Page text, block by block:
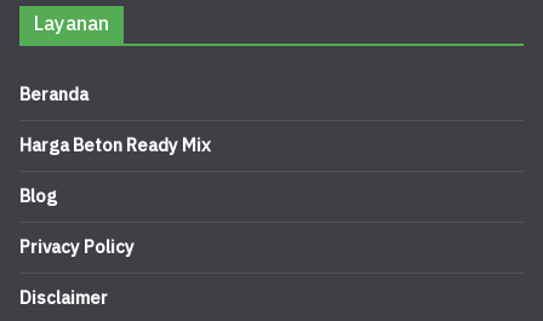
Layanan
Beranda
Harga Beton Ready Mix
Blog
Privacy Policy
Disclaimer